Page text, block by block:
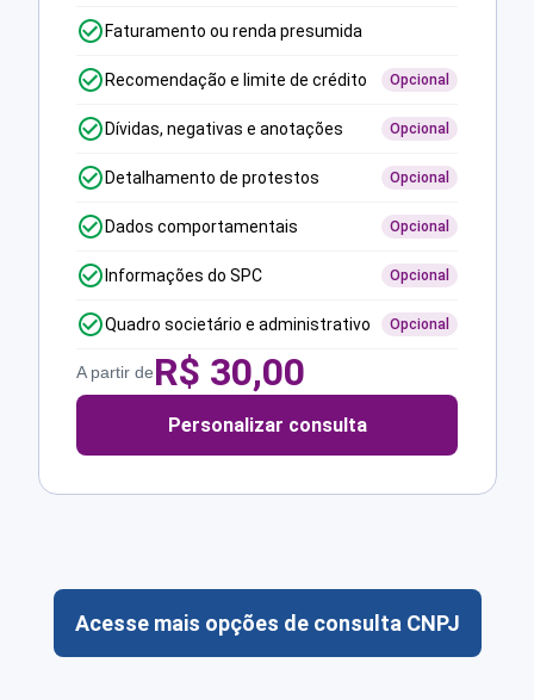
Faturamento ou renda presumida
Recomendação e limite de crédito Opcional
Dívidas, negativas e anotações Opcional
Detalhamento de protestos Opcional
Dados comportamentais Opcional
Informações do SPC Opcional
Quadro societário e administrativo Opcional
A partir deR$ 30,00
Personalizar consulta
Acesse mais opções de consulta CNPJ